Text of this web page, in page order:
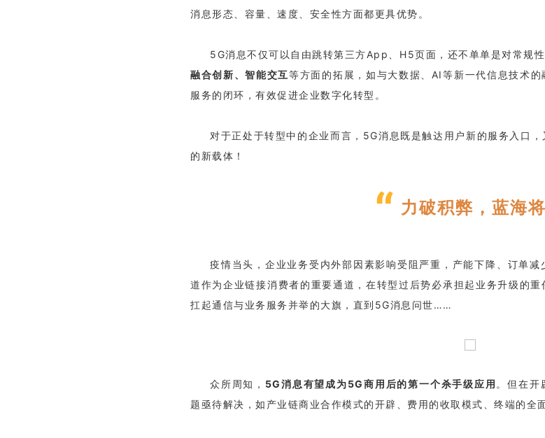
消息形态、容量、速度、安全性方面都更具优势。
5G消息不仅可以自由跳转第三方App、H5页面，还不单单是对常规
融合创新、智能交互等方面的拓展，如与大数据、AI等新一代信息技术
服务的闭环，有效促进企业数字化转型。
对于正处于转型中的企业而言，5G消息既是触达用户新的服务入口
的新载体！
“ 力破积弊，蓝海
疫情当头，企业业务受内外部因素影响受阻严重，产能下降、订单
道作为企业链接消费者的重要通道，在转型过后势必承担起业务升级的
扛起通信与业务服务并举的大旗，直到5G消息问世……
众所周知， 5G消息有望成为5G商用后的第一个杀手级应用 。但在开
题亟待解决，如产业链商业合作模式的开辟、费用的收取模式、终端的全